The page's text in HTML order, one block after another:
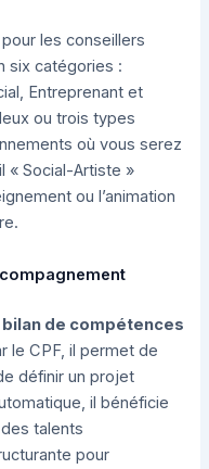
les conseillers
six catégories :
Entreprenant et
ou trois types
où vous serez
« Social-Artiste »
ou l’animation
bilan de compétences
le CPF, il permet de
définir un projet
il bénéficie
talents
pour